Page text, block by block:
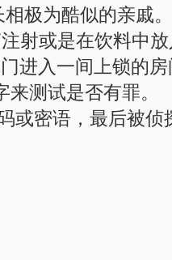
极为酷似的亲戚。
注射或是在饮料中
门进入一间上锁的
来测试是否有罪。
或密语，最后被侦